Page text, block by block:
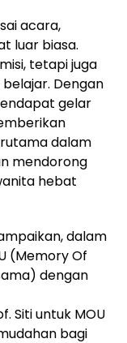
acara,
luar biasa.
tetapi juga
Dengan
gelar
dalam
mendorong
hebat
dalam
(Memory Of
dengan
Siti untuk MOU
bagi